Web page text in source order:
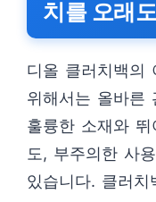
치를 오래
디올 클러치백의
위해서는 올바른
훌륭한 소재와
도, 부주의한 사
있습니다. 클러